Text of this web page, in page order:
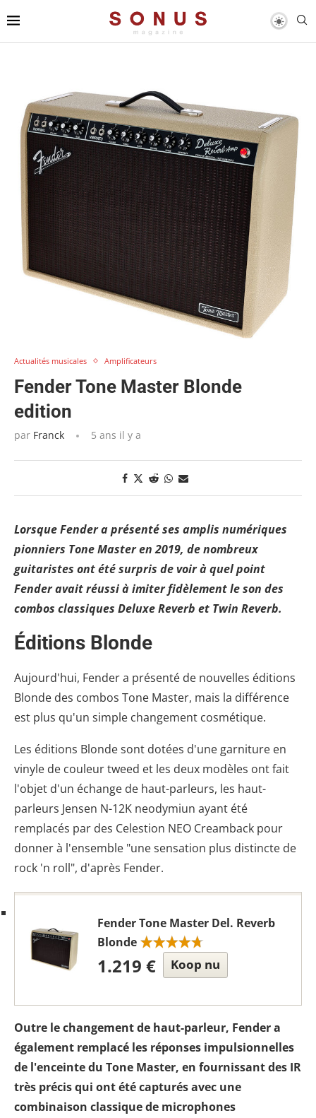
Actualités musicales Amplificateurs
Fender Tone Master Blonde
edition
par Franck 5 ans il y a
Lorsque Fender a présenté ses amplis numériques
pionniers Tone Master en 2019, de nombreux
guitaristes ont été surpris de voir à quel point
Fender avait réussi à imiter fidèlement le son des
combos classiques Deluxe Reverb et Twin Reverb.
Éditions Blonde
Aujourd'hui, Fender a présenté de nouvelles éditions
Blonde des combos Tone Master, mais la différence
est plus qu'un simple changement cosmétique.
Les éditions Blonde sont dotées d'une garniture en
vinyle de couleur tweed et les deux modèles ont fait
l'objet d'un échange de haut-parleurs, les haut-
parleurs Jensen N-12K neodymiun ayant été
remplacés par des Celestion NEO Creamback pour
donner à l'ensemble "une sensation plus distincte de
rock 'n roll", d'après Fender.
Fender Tone Master Del. Reverb
Blonde
1.219 € Koop nu
Outre le changement de haut-parleur, Fender a
également remplacé les réponses impulsionnelles
de l'enceinte du Tone Master, en fournissant des IR
très précis qui ont été capturés avec une
combinaison classique de microphones